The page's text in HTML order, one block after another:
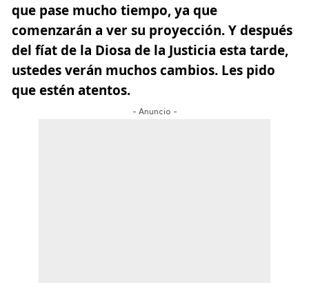
que pase mucho tiempo, ya que
comenzarán a ver su proyección. Y después
del fíat de la Diosa de la Justicia esta tarde,
ustedes verán muchos cambios. Les pido
que estén atentos.
- Anuncio -